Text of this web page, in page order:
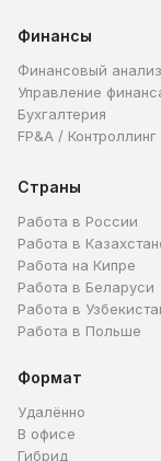
Финансы
Финансовый анализ
Управление
Бухгалтерия
FP&A / Контроллинг
Страны
Работа в России
Работа в
Работа на Кипре
Работа в Беларуси
Работа в
Работа в Польше
Формат
Удалённо
В офисе
Гибрид